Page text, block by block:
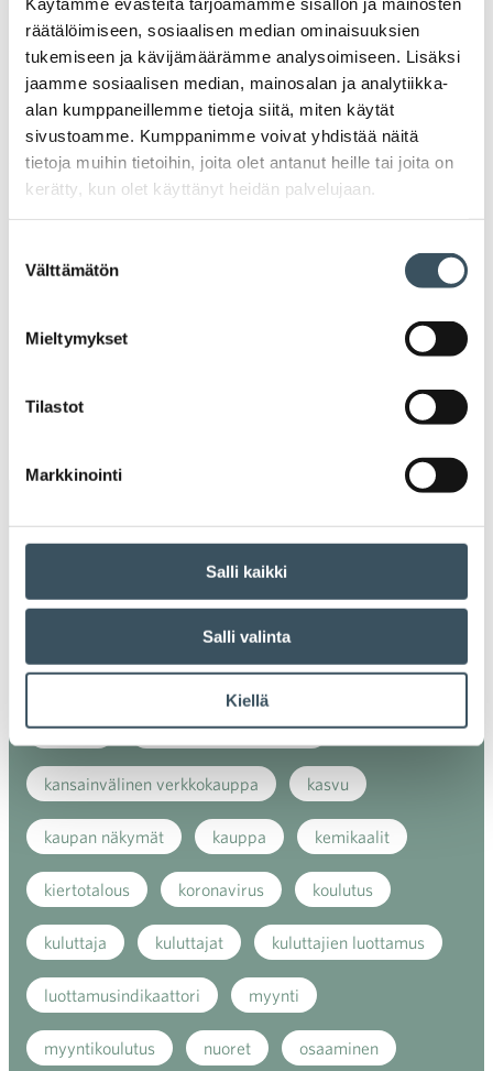
räätälöimiseen, sosiaalisen median ominaisuuksien
tukemiseen ja kävijämäärämme analysoimiseen. Lisäksi
jaamme sosiaalisen median, mainosalan ja analytiikka-
alan kumppaneillemme tietoja siitä, miten käytät
sivustoamme. Kumppanimme voivat yhdistää näitä
tietoja muihin tietoihin, joita olet antanut heille tai joita on
kerätty, kun olet käyttänyt heidän palvelujaan.
valinta
Välttämätön
Mieltymykset
Tilastot
Markkinointi
Salli kaikki
Salli valinta
Kiellä
2024
2023
2022
2021
2017
arvonlisävero digikauppa
digitaalisuus
energiatehokkuus erikoiskauppa EU
ilmasto kansainvälinen kilpailu
kansainvälinen verkkokauppa kasvu
kaupan näkymät kauppa kemikaalit
kiertotalous koronavirus koulutus
kuluttaja kuluttajat kuluttajien luottamus
luottamusindikaattori myynti
myyntikoulutus nuoret osaaminen